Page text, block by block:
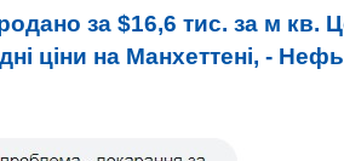
за $16,6 тис. за м кв.
ціни на Манхеттені, -